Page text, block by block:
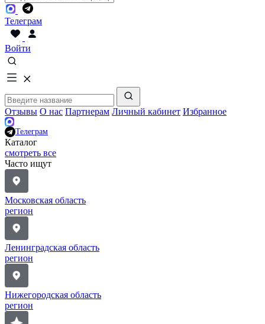
Телеграм
Войти
Отзывы О нас Партнерам Личный кабинет Избранное
Телеграм
Каталог
смотреть все
Часто ищут
Московская область
регион
Ленинградская область
регион
Нижегородская область
регион